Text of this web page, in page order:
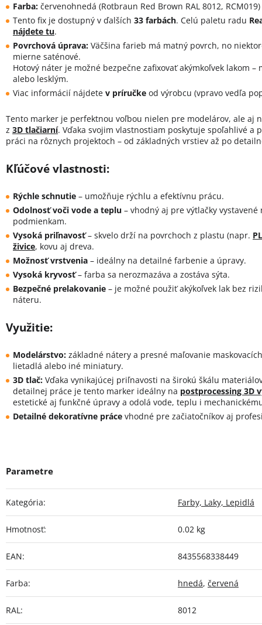
Farba: červenohnedá (Rotbraun Red Brown RAL 8012, RCM019)
Tento fix je dostupný v ďalších 33 farbách. Celú paletu radu
nájdete tu.
Povrchová úprava: Väčšina farieb má matný povrch, no
mierne saténové.
Hotový náter je možné bezpečne zafixovať akýmkoľvek lakom –
alebo lesklým.
Viac informácií nájdete v príručke od výrobcu (vpravo vedľa
Tento marker je perfektnou voľbou nielen pre modelárov, ale aj
z 3D tlačiarní. Vďaka svojim vlastnostiam poskytuje spoľahlivé a
práci na rôznych projektoch – od základných vrstiev až po
Kľúčové vlastnosti:
Rýchle schnutie – umožňuje rýchlu a efektívnu prácu.
Odolnosť voči vode a teplu – vhodný aj pre výtlačky
podmienkam.
Vysoká priľnavosť– skvelo drží na povrchoch z plastu (napr.
živice, kovu aj dreva.
Možnosť vrstvenia – ideálny na detailné farbenie a úpravy.
Vysoká kryvosť– farba sa nerozmazáva a zostáva sýta.
Bezpečné prelakovanie – je možné použiť akýkoľvek lak bez
náteru.
Využitie:
Modelárstvo: základné nátery a presné maľovanie
lietadlá alebo iné miniatury.
3D tlač: Vďaka vynikajúcej priľnavosti na širokú škálu
detailnej práce je tento marker ideálny na postprocessing 3D
estetické aj funkčné úpravy a odolá vode, teplu i
Detailné dekoratívne práce vhodné pre začiatočníkov aj
Kategória: Farby, Laky, Lepidlá
Hmotnosť: 0.02 kg
EAN: 8435568338449
Farba: hnedá, červená
RAL: 8012